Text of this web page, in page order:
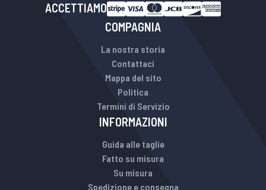
ACCETTIAMO
COMPAGNIA
La nostra storia
Contattaci
Mappa del sito
Politica
Termini di Servizio
INFORMAZIONI
Guida alle taglie
Fatto su misura
Su misura
Spedizione e consegna